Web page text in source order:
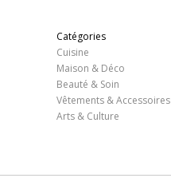
Catégories
Cuisine
Maison & Déco
Beauté & Soin
Vêtements & Accessoires
Arts & Culture